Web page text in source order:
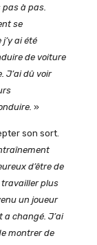
à pas.
se
ai été
de voiture
J’ai dû voir
»
son sort.
d’être de
travailler plus
un joueur
a changé. J’ai
montrer de